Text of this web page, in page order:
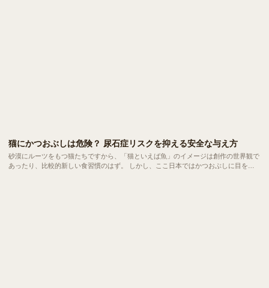
猫にかつおぶしは危険？ 尿石症リスクを抑える安全な与え方
砂漠にルーツをもつ猫たちですから、「猫といえば魚」のイメージは創作の世界観で
あったり、比較的新しい食習慣のはず。 しかし、ここ日本ではかつおぶしに目を光